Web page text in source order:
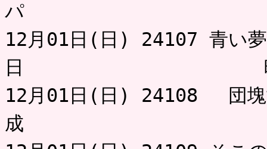
パ
12月01日(日) 24107 青い夢
日
12月01日(日) 24108 団塊
成 ジ